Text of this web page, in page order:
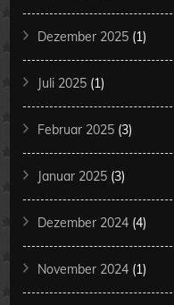
Dezember 2025 (1)
Juli 2025 (1)
Februar 2025 (3)
Januar 2025 (3)
Dezember 2024 (4)
November 2024 (1)